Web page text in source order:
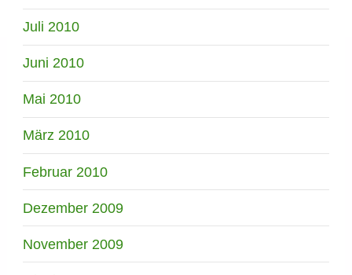
Juli 2010
Juni 2010
Mai 2010
März 2010
Februar 2010
Dezember 2009
November 2009